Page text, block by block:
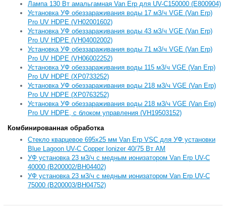
Лампа 130 Вт амальгамная Van Erp для UV-C150000 (E800904)
Установка УФ обеззараживания воды 17 м3/ч VGE (Van Erp)
Pro UV HDPE (VH02001602)
Установка УФ обеззараживания воды 43 м3/ч VGE (Van Erp)
Pro UV HDPE (VH04002002)
Установка УФ обеззараживания воды 71 м3/ч VGE (Van Erp)
Pro UV HDPE (VH06002252)
Установка УФ обеззараживания воды 115 м3/ч VGE (Van Erp)
Pro UV HDPE (XP0733252)
Установка УФ обеззараживания воды 218 м3/ч VGE (Van Erp)
Pro UV HDPE (XP0763252)
Установка УФ обеззараживания воды 218 м3/ч VGE (Van Erp)
Pro UV HDPE, с блоком управления (VH19503152)
Комбинированная обработка
Стекло кварцевое 695х25 мм Van Erp VSC для УФ установки
Blue Lagoon UV-C Copper Ionizer 40/75 Вт AM
УФ установка 23 м3/ч с медным ионизатором Van Erp UV-C
40000 (B200002/BH04402)
УФ установка 23 м3/ч с медным ионизатором Van Erp UV-C
75000 (B200003/BH04752)